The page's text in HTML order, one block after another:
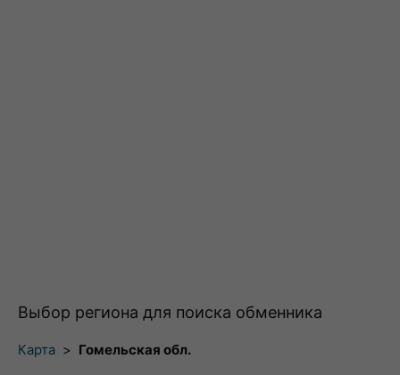
Выбор региона для поиска обменника
Карта > Гомельская обл.